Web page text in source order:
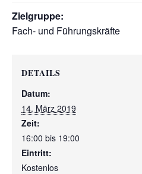
Zielgruppe:
Fach- und Führungskräfte
DETAILS
Datum:
14. März 2019
Zeit:
16:00 bis 19:00
Eintritt:
Kostenlos